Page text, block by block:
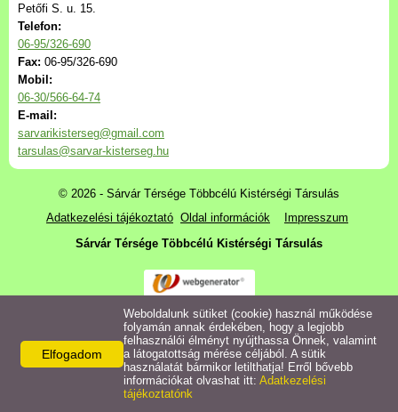
Alapdokumentumok
Ülések anyaga
Szabályzatok, szerződések
Költségvetések,
Közérdekű adatok
Kistérségi díjátadó
Galéria
Petőfi S. u. 15.
Telefon:
06-95/326-690
Fax: 06-95/326-690
Mobil:
06-30/566-64-74
E-mail:
sarvarikisterseg@gmail.com
tarsulas@sarvar-kisterseg.hu
© 2026 - Sárvár Térsége Többcélú Kistérségi Társulás
Adatkezelési tájékoztató Oldal információk
Impresszum
Sárvár Térsége Többcélú Kistérségi Társulás
Elfogadom
Weboldalunk sütiket (cookie) használ működése
folyamán annak érdekében, hogy a legjobb
felhasználói élményt nyújthassa Önnek, valamint
a látogatottság mérése céljából. A sütik
használatát bármikor letilthatja! Erről bővebb
információkat olvashat itt: Adatkezelési
tájékoztatónk